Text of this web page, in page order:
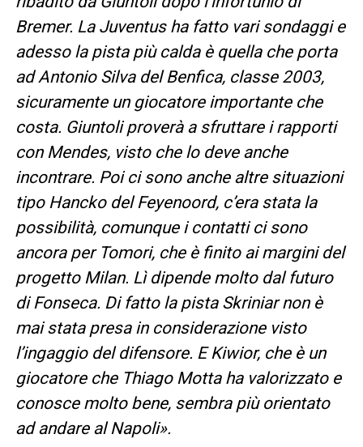
Bremer. La Juventus ha fatto vari sondaggi e
adesso la pista più calda è quella che porta
ad Antonio Silva del Benfica, classe 2003,
sicuramente un giocatore importante che
costa. Giuntoli proverà a sfruttare i rapporti
con Mendes, visto che lo deve anche
incontrare. Poi ci sono anche altre situazioni
tipo Hancko del Feyenoord, c’era stata la
possibilità, comunque i contatti ci sono
ancora per Tomori, che è finito ai margini del
progetto Milan. Lì dipende molto dal futuro
di Fonseca. Di fatto la pista Skriniar non è
mai stata presa in considerazione visto
l’ingaggio del difensore. E Kiwior, che è un
giocatore che Thiago Motta ha valorizzato e
conosce molto bene, sembra più orientato
ad andare al Napoli».